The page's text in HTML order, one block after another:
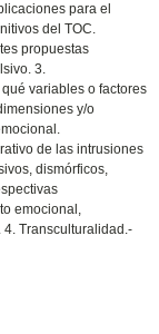
para el
del TOC.
propuestas
3.
variables o factores
y/o
de las intrusiones
dismórficos,
emocional,
Transculturalidad.-